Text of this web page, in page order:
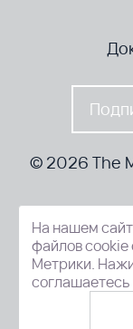
© 2026 The
52-8,
На нашем
файлов cookie
Метрики.